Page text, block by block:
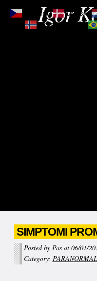
Igor
SIMPTOMI
Posted by Pas at 06/01/
Category:
Čeština‎
Dansk
Norsk bokmål